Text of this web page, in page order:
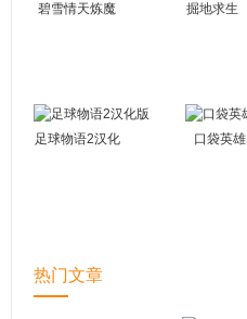
碧雪情天炼魔
掘地求生
足球物语2汉化
口袋英雄
热门文章